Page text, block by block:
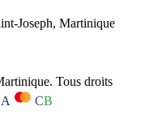
Joseph, Martinique
. Tous droits
CB